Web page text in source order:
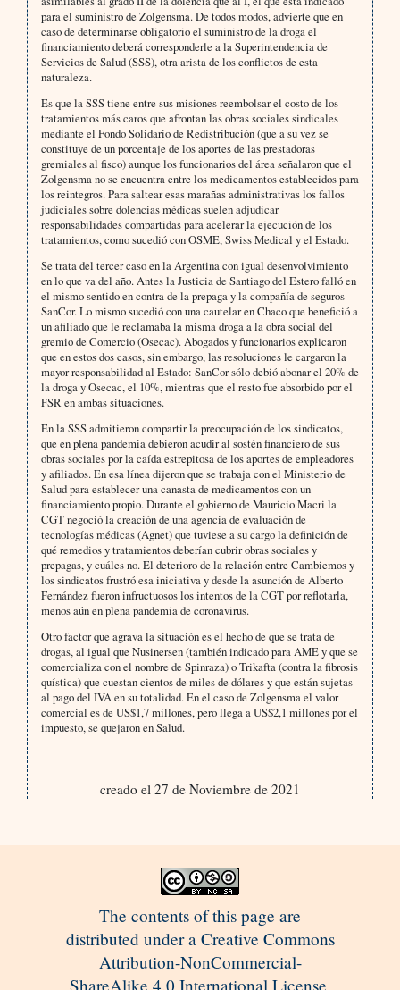
para el suministro de Zolgensma. De todos modos, advierte que en
caso de determinarse obligatorio el suministro de la droga el
financiamiento deberá corresponderle a la Superintendencia de
Servicios de Salud (SSS), otra arista de los conflictos de esta
naturaleza.
Es que la SSS tiene entre sus misiones reembolsar el costo de los
tratamientos más caros que afrontan las obras sociales sindicales
mediante el Fondo Solidario de Redistribución (que a su vez se
constituye de un porcentaje de los aportes de las prestadoras
gremiales al fisco) aunque los funcionarios del área señalaron que el
Zolgensma no se encuentra entre los medicamentos establecidos para
los reintegros. Para saltear esas marañas administrativas los fallos
judiciales sobre dolencias médicas suelen adjudicar
responsabilidades compartidas para acelerar la ejecución de los
tratamientos, como sucedió con OSME, Swiss Medical y el Estado.
Se trata del tercer caso en la Argentina con igual desenvolvimiento
en lo que va del año. Antes la Justicia de Santiago del Estero falló en
el mismo sentido en contra de la prepaga y la compañía de seguros
SanCor. Lo mismo sucedió con una cautelar en Chaco que benefició a
un afiliado que le reclamaba la misma droga a la obra social del
gremio de Comercio (Osecac). Abogados y funcionarios explicaron
que en estos dos casos, sin embargo, las resoluciones le cargaron la
mayor responsabilidad al Estado: SanCor sólo debió abonar el 20% de
la droga y Osecac, el 10%, mientras que el resto fue absorbido por el
FSR en ambas situaciones.
En la SSS admitieron compartir la preocupación de los sindicatos,
que en plena pandemia debieron acudir al sostén financiero de sus
obras sociales por la caída estrepitosa de los aportes de empleadores
y afiliados. En esa línea dijeron que se trabaja con el Ministerio de
Salud para establecer una canasta de medicamentos con un
financiamiento propio. Durante el gobierno de Mauricio Macri la
CGT negoció la creación de una agencia de evaluación de
tecnologías médicas (Agnet) que tuviese a su cargo la definición de
qué remedios y tratamientos deberían cubrir obras sociales y
prepagas, y cuáles no. El deterioro de la relación entre Cambiemos y
los sindicatos frustró esa iniciativa y desde la asunción de Alberto
Fernández fueron infructuosos los intentos de la CGT por reflotarla,
menos aún en plena pandemia de coronavirus.
Otro factor que agrava la situación es el hecho de que se trata de
drogas, al igual que Nusinersen (también indicado para AME y que se
comercializa con el nombre de Spinraza) o Trikafta (contra la fibrosis
quística) que cuestan cientos de miles de dólares y que están sujetas
al pago del IVA en su totalidad. En el caso de Zolgensma el valor
comercial es de US$1,7 millones, pero llega a US$2,1 millones por el
impuesto, se quejaron en Salud.
creado el 27 de Noviembre de 2021
The contents of this page are
distributed under a Creative Commons
Attribution-NonCommercial-
ShareAlike 4.0 International License.